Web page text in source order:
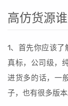
高仿货源
1、首先你应该了
真标，公司级，
进货多的话，一
子，也有很多版本